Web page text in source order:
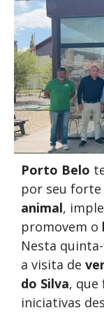
Porto Belo
por seu
animal,
promovem o
Nesta
a visita de
do Silva, que
iniciativas